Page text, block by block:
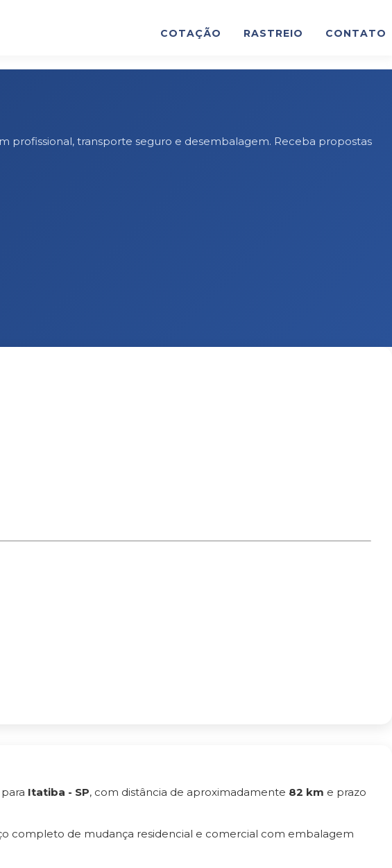
COTAÇÃO RASTREIO CONTATO
profissional, transporte seguro e desembalagem. Receba propostas
para Itatiba - SP, com distância de aproximadamente 82 km e prazo
completo de mudança residencial e comercial com embalagem